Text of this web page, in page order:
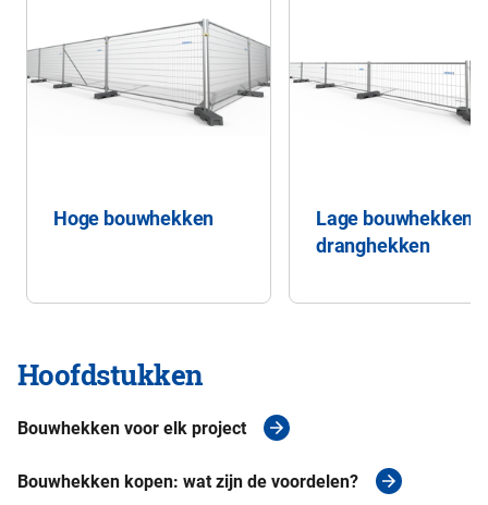
Hoge bouwhekken
Lage bouwhekken
dranghekken
Hoofdstukken
Bouwhekken voor elk project
Bouwhekken kopen: wat zijn de voordelen?